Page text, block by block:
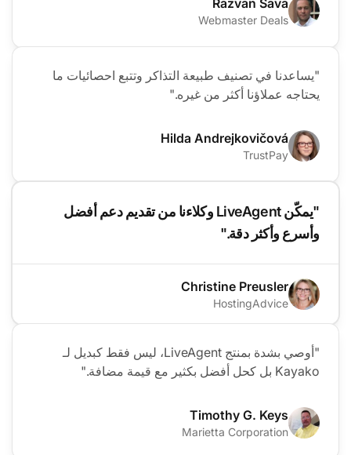
Webmaster Deals
"يساعدنا في تصنيف طبيعة التذاكر وتتبع احصائيات ما
يحتاجه عملاؤنا أكثر من غيره."
Hilda Andrejkovičová
TrustPay
"يمكّن LiveAgent وكلاءنا من تقديم دعم أفضل
وأسرع وأكثر دقة."
Christine Preusler
HostingAdvice
"أوصي بشدة بمنتج LiveAgent، ليس فقط كبديل لـ
Kayako بل كحل أفضل بكثير مع قيمة مضافة."
Timothy G. Keys
Marietta Corporation